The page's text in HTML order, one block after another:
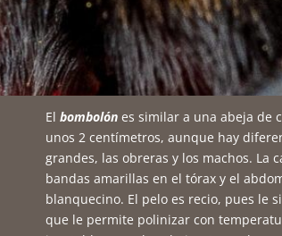
Elbombolón es similar a una abeja de
unos 2 centímetros, aunque hay
grandes, las obreras y los machos. La
bandas amarillas en el tórax y el
blanquecino. El pelo es recio, pues le
que le permite polinizar con